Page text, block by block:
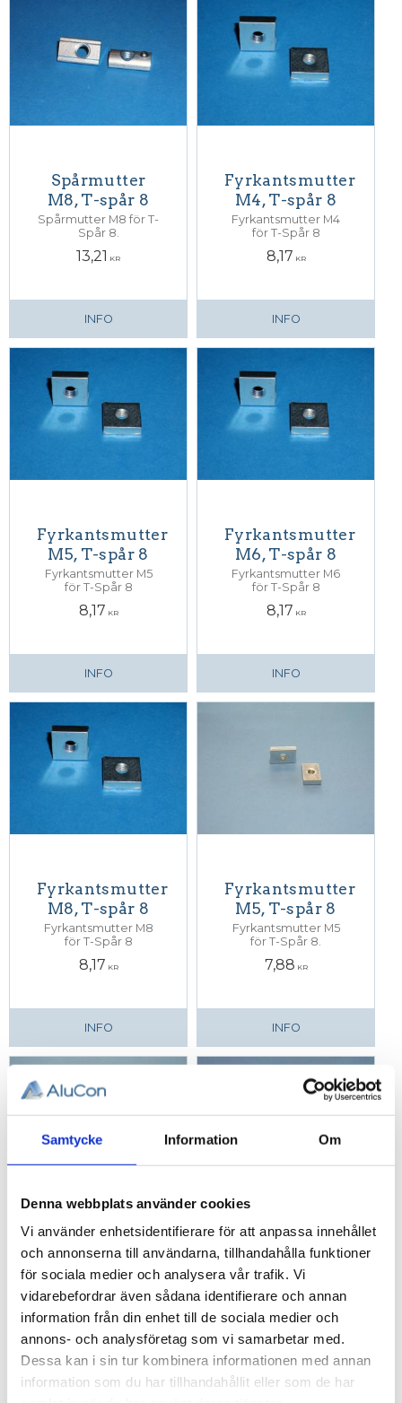
Samtycke Information Om
Denna webbplats använder cookies
Vi använder enhetsidentifierare för att anpassa innehållet
och annonserna till användarna, tillhandahålla funktioner
för sociala medier och analysera vår trafik. Vi
vidarebefordrar även sådana identifierare och annan
information från din enhet till de sociala medier och
annons- och analysföretag som vi samarbetar med.
Dessa kan i sin tur kombinera informationen med annan
information som du har tillhandahållit eller som de har
Spårmutter
M8, T-spår 8
Spårmutter M8 för T-
Spår 8.
13,21 KR
INFO
Fyrkantsmutter
M4, T-spår 8
Fyrkantsmutter M4
för T-Spår 8
8,17 KR
INFO
Fyrkantsmutter
M5, T-spår 8
Fyrkantsmutter M5
för T-Spår 8
8,17 KR
INFO
Fyrkantsmutter
M6, T-spår 8
Fyrkantsmutter M6
för T-Spår 8
8,17 KR
INFO
Fyrkantsmutter
M8, T-spår 8
Fyrkantsmutter M8
för T-Spår 8
8,17 KR
INFO
Fyrkantsmutter
M5, T-spår 8
Fyrkantsmutter M5
för T-Spår 8.
7,88 KR
INFO
Fyrkantsmutter
M6, T-spår 8
Fyrkantsmutter M6
för T-Spår 8.
7,88KR
INFO
Fyrkantsmutter
M8, T-spår 8
Fyrkantsmutter M8
för T-Spår 8.
7,88KR
INFO